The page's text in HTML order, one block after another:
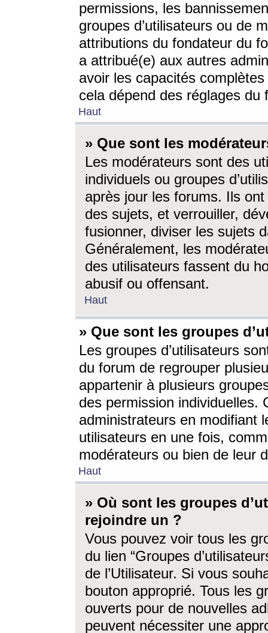
permissions, les
groupes d’utilisateurs ou de
attributions du fondateur du
a attribué(e) aux autres
avoir les capacités
cela dépend des réglages du
Haut
» Que sont les
Les modérateurs sont des
individuels ou groupes
après jour les forums. Ils ont
des sujets, et verrouiller,
fusionner, diviser les sujets
Généralement, les
des utilisateurs fassent du
abusif ou offensant.
Haut
» Que sont les groupes
Les groupes d’utilisateurs
du forum de regrouper
appartenir à plusieurs
des permission individuelles.
administrateurs en modifiant
utilisateurs en une fois,
modérateurs ou bien de leur
Haut
» Où sont les groupes
rejoindre un ?
Vous pouvez voir tous les
du lien “Groupes
de l’Utilisateur. Si vous
bouton approprié. Tous les
ouverts pour de nouvelles
peuvent nécessiter une